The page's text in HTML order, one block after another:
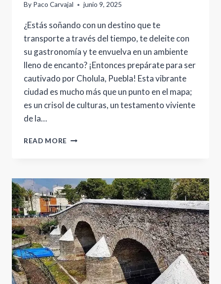
By Paco Carvajal junio 9, 2025
¿Estás soñando con un destino que te
transporte a través del tiempo, te deleite con
su gastronomía y te envuelva en un ambiente
lleno de encanto? ¡Entonces prepárate para ser
cautivado por Cholula, Puebla! Esta vibrante
ciudad es mucho más que un punto en el mapa;
es un crisol de culturas, un testamento viviente
de la…
READ MORE DESCUBRE
CHOLULA